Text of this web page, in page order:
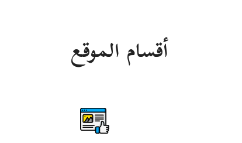
أقسام الموقع